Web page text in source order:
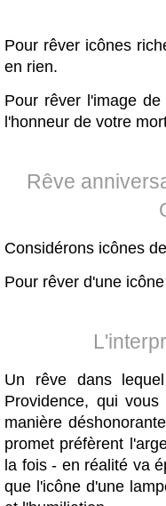
Pour rêver icônes
en rien.
Pour rêver l'image
l'honneur de votre
Rêve
Considérons icônes
Pour rêver d'une
Un rêve dans
Providence, qui
manière
promet préfèrent
la fois - en réalité va
que l'icône d'une